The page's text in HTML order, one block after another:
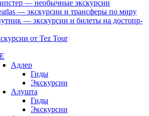
— необычные экскурсии
— экскурсии и трансферы по миру
— экскурсии и билеты на достопр-
от Tez Tour
Адлер
Гиды
Экскурсии
Алушта
Гиды
Экскурсии